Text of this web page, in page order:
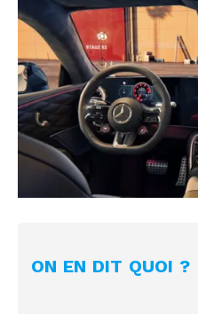
ON EN DIT QUOI ?